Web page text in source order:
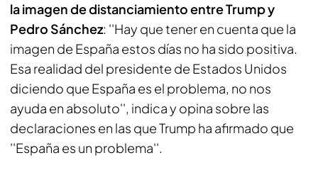
la imagen de distanciamiento entre Trump y
Pedro Sánchez: ''Hay que tener en cuenta que la
imagen de España estos días no ha sido positiva.
Esa realidad del presidente de Estados Unidos
diciendo que España es el problema, no nos
ayuda en absoluto'', indica y opina sobre las
declaraciones en las que Trump ha afirmado que
''España es un problema''.